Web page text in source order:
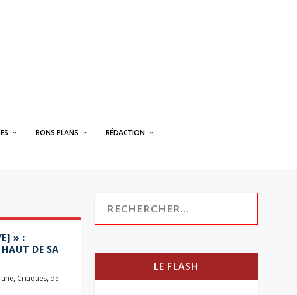
BONS PLANS RÉDACTION
» :
DE SA
, Critiques, de
LE FLASH